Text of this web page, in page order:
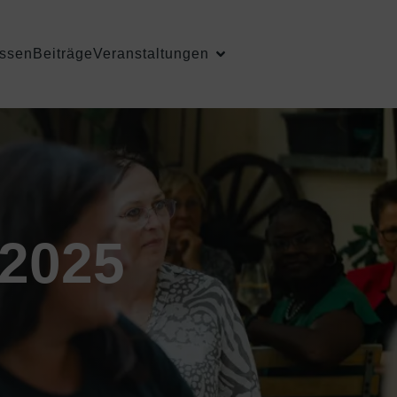
BeiträgeVeranstaltungen